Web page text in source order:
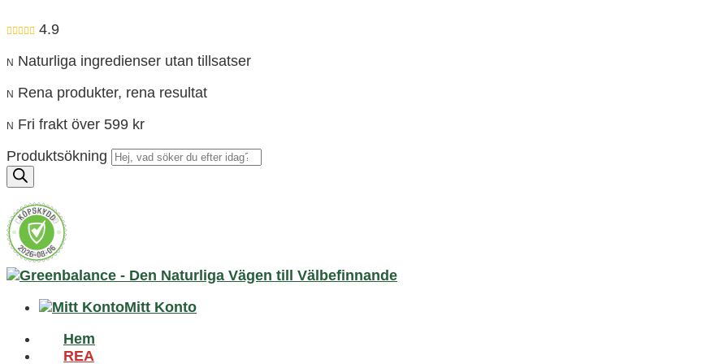
 4.9
N Naturliga ingredienser utan tillsatser
N Rena produkter, rena resultat
N Fri frakt över 599 kr
Produktsökning
Mitt Konto
Hem
REA